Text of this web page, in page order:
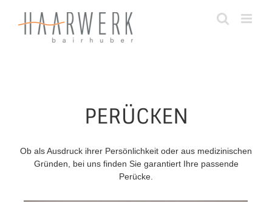
PERÜCKEN
Ob als Ausdruck ihrer Persönlichkeit oder aus medizinischen
Gründen, bei uns finden Sie garantiert Ihre passende
Perücke.